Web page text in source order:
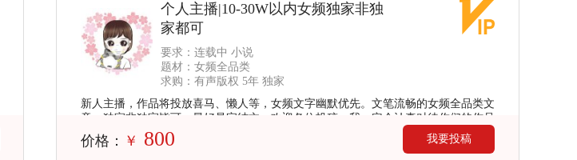
个人主播|10-30W以内女频独家非独
家都可
要求：连载中 小说
题材：女频全品类
求购：有声版权 5年 独家
新人主播，作品将投放喜马、懒人等，女频文字幽默优先。文笔流畅的女频全品类文
章。独家非独家皆可。最好是完结文。欢迎各位投稿，我一定会认真对待你们的作品
价格： ￥ 800 我要投稿